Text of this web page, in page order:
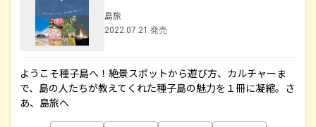
島旅
2022.07.21 発売
ようこそ種子島へ！絶景スポットから遊び方、カルチャーま
で、島の人たちが教えてくれた種子島の魅力を１冊に凝縮。さ
あ、島旅へ